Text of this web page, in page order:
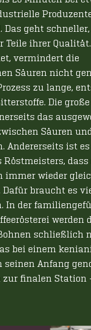
Das geht
Teile ihrer
vermindert die
Säuren nicht
zu lange,
Die
das
Säuren
Andererseits ist es
Röstmeisters, dass
immer wieder
Dafür braucht es
In der
werden
schließlich
bei einem
seinen Anfang
finalen Station